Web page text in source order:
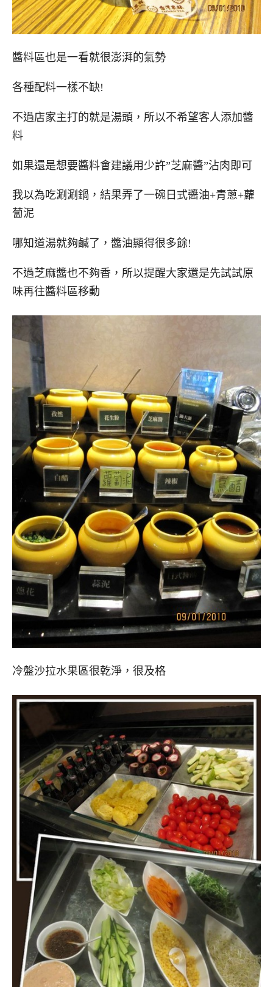
醬料區也是一看就很澎湃的氣勢
各種配料一樣不缺!
不過店家主打的就是湯頭，所以不希望客人添加醬
料
如果還是想要醬料會建議用少許”芝麻醬”沾肉即可
我以為吃涮涮鍋，結果弄了一碗日式醬油+青蔥+蘿
蔔泥
哪知道湯就夠鹹了，醬油顯得很多餘!
不過芝麻醬也不夠香，所以提醒大家還是先試試原
味再往醬料區移動
冷盤沙拉水果區很乾淨，很及格